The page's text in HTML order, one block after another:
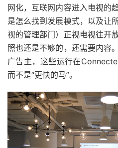
网化，互联网内容进入电视的
是怎么找到发展模式，以及让
视的管理部门）正视电视往开
照也还是不够的，还需要内容
广告主，这些运行在
而不是“更快的马”。